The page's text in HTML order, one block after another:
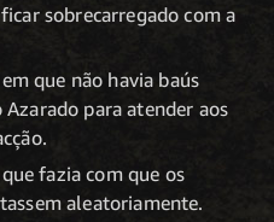
sobrecarregado com a
que não havia baús
para atender aos
fazia com que os
aleatoriamente.